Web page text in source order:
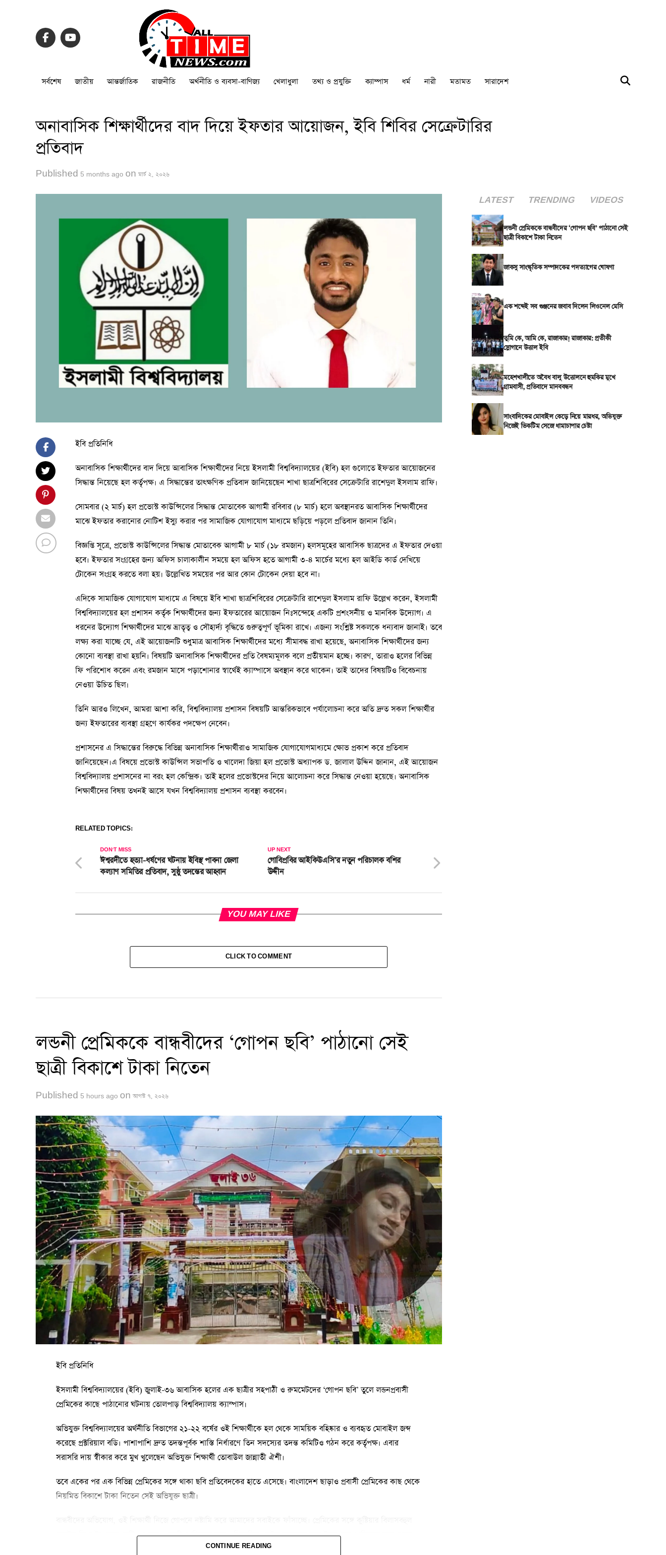
সর্বশেষ জাতীয় আন্তর্জাতিক রাজনীতি অর্থনীতি ও ব্যবসা-বাণিজ্য খেলাধুলা তথ্য ও প্রযুক্তি ক্যাম্পাস ধর্ম নারী মতামত সারাদেশ
অনাবাসিক শিক্ষার্থীদের বাদ দিয়ে ইফতার আয়োজন, ইবি শিবির সেক্রেটারির
প্রতিবাদ
Published 5 months ago on মার্চ ২, ২০২৬
ইবি প্রতিনিধি
অনাবাসিক শিক্ষার্থীদের বাদ দিয়ে আবাসিক শিক্ষার্থীদের নিয়ে ইসলামী বিশ্ববিদ্যালয়ের (ইবি) হল গুলোতে ইফতার আয়োজনের
সিদ্ধান্ত নিয়েছে হল কর্তৃপক্ষ। এ সিদ্ধান্তের তাৎক্ষণিক প্রতিবাদ জানিয়েছেন শাখা ছাত্রশিবিরের সেক্রেটারি রাশেদুল ইসলাম রাফি।
সোমবার (২ মার্চ) হল প্রভোস্ট কাউন্সিলের সিদ্ধান্ত মোতাবেক আগামী রবিবার (৮ মার্চ) হলে অবস্থানরত আবাসিক শিক্ষার্থীদের
মাঝে ইফতার করানোর নোটিশ ইস্যু করার পর সামাজিক যোগাযোগ মাধ্যমে ছড়িয়ে পড়লে প্রতিবাদ জানান তিনি।
বিজ্ঞপ্তি সূত্রে, প্রভোস্ট কাউন্সিলের সিদ্ধান্ত মোতাবেক আগামী ৮ মার্চ (১৮ রমজান) হলসমূহের আবাসিক ছাত্রদের এ ইফতার দেওয়া
হবে। ইফতার সংগ্রহের জন্য অফিস চালাকালীন সময়ে হল অফিস হতে আগামী ৩-৪ মার্চের মধ্যে হল আইডি কার্ড দেখিয়ে
টোকেন সংগ্রহ করতে বলা হয়। উল্লেখিত সময়ের পর আর কোন টোকেন দেয়া হবে না।
এদিকে সামাজিক যোগাযোগ মাধ্যমে এ বিষয়ে ইবি শাখা ছাত্রশিবিরের সেক্রেটারি রাশেদুল ইসলাম রাফি উল্লেখ করেন, ইসলামী
বিশ্ববিদ্যালয়ের হল প্রশাসন কর্তৃক শিক্ষার্থীদের জন্য ইফতারের আয়োজন নিঃসন্দেহে একটি প্রশংসনীয় ও মানবিক উদ্যোগ। এ
ধরনের উদ্যোগ শিক্ষার্থীদের মাঝে ভ্রাতৃত্ব ও সৌহার্দ্য বৃদ্ধিতে গুরুত্বপূর্ণ ভূমিকা রাখে। এজন্য সংশ্লিষ্ট সকলকে ধন্যবাদ জানাই। তবে
লক্ষ্য করা যাচ্ছে যে, এই আয়োজনটি শুধুমাত্র আবাসিক শিক্ষার্থীদের মধ্যে সীমাবদ্ধ রাখা হয়েছে, অনাবাসিক শিক্ষার্থীদের জন্য
কোনো ব্যবস্থা রাখা হয়নি। বিষয়টি অনাবাসিক শিক্ষার্থীদের প্রতি বৈষম্যমূলক বলে প্রতীয়মান হচ্ছে। কারণ, তারাও হলের বিভিন্ন
ফি পরিশোধ করেন এবং রমজান মাসে পড়াশোনার স্বার্থেই ক্যাম্পাসে অবস্থান করে থাকেন। তাই তাদের বিষয়টিও বিবেচনায়
নেওয়া উচিত ছিল।
তিনি আরও লিখেন, আমরা আশা করি, বিশ্ববিদ্যালয় প্রশাসন বিষয়টি আন্তরিকভাবে পর্যালোচনা করে অতি দ্রুত সকল শিক্ষার্থীর
জন্য ইফতারের ব্যবস্থা গ্রহণে কার্যকর পদক্ষেপ নেবেন।
প্রশাসনের এ সিদ্ধান্তের বিরুদ্ধে বিভিন্ন অনাবাসিক শিক্ষার্থীরাও সামাজিক যোগাযোগমাধ্যমে ক্ষোভ প্রকাশ করে প্রতিবাদ
জানিয়েছেন।এ বিষয়ে প্রভোস্ট কাউন্সিল সভাপতি ও খালেদা জিয়া হল প্রভোস্ট অধ্যাপক ড. জালাল উদ্দিন জানান, এই আয়োজন
বিশ্ববিদ্যালয় প্রশাসনের না বরং হল কেন্দ্রিক। তাই হলের প্রভোস্টদের নিয়ে আলোচনা করে সিদ্ধান্ত নেওয়া হয়েছে। অনাবাসিক
শিক্ষার্থীদের বিষয় তখনই আসে যখন বিশ্ববিদ্যালয় প্রশাসন ব্যবস্থা করবেন।
RELATED TOPICS:
UP NEXT
গোবিপ্রবির আইকিউএসি’র নতুন পরিচালক বশির
উদ্দীন
DON'T MISS
ঈশ্বরদীতে হত্যা-ধর্ষণের ঘটনায় ইবিস্থ পাবনা জেলা
কল্যাণ সমিতির প্রতিবাদ, সুষ্ঠু তদন্তের আহ্বান
YOU MAY LIKE
CLICK TO COMMENT
লন্ডনী প্রেমিককে বান্ধবীদের ‘গোপন ছবি’ পাঠানো সেই
ছাত্রী বিকাশে টাকা নিতেন
Published 5 hours ago on আগস্ট ৭, ২০২৬
ইবি প্রতিনিধি
ইসলামী বিশ্ববিদ্যালয়ের (ইবি) জুলাই-৩৬ আবাসিক হলের এক ছাত্রীর সহপাঠী ও রুমমেটদের ‘গোপন ছবি’ তুলে লন্ডনপ্রবাসী
প্রেমিকের কাছে পাঠানোর ঘটনায় তোলপাড় বিশ্ববিদ্যালয় ক্যাম্পাস।
অভিযুক্ত বিশ্ববিদ্যালয়ের অর্থনীতি বিভাগের ২১-২২ বর্ষের ওই শিক্ষার্থীকে হল থেকে সাময়িক বহিষ্কার ও ব্যবহৃত মোবাইল জব্দ
করেছে প্রক্টরিয়াল বডি। পাশাপাশি দ্রুত তদন্তপূর্বক শাস্তি নির্ধারণে তিন সদস্যের তদন্ত কমিটিও গঠন করে কর্তৃপক্ষ। এবার
সরাসরি দায় স্বীকার করে মুখ খুলেছেন অভিযুক্ত শিক্ষার্থী তোবাউল জান্নাতী ঐশী।
তবে একের পর এক বিভিন্ন প্রেমিকের সঙ্গে থাকা ছবি প্রতিবেদকের হাতে এসেছে। বাংলাদেশ ছাড়াও প্রবাসী প্রেমিকের কাছ থেকে
নিয়মিত বিকাশে টাকা নিতেন সেই অভিযুক্ত ছাত্রী।
হোটেল দিশা টাওয়ারে ডেটিং এ যান। প্রবাসী প্রেমিকের সঙ্গেও গিয়েছিল। রাইস কুকারের জন্য টাকা নেয় প্রেমিকের কাছ থেকে।
ও যখন রুমে থাকে তখনও আমাদের বরাত ‘রুমে আছে কারেন্ট নাই’ বলে ফাঁকি দিত। বিষয়টা এমন অনেক জনের মন রক্ষা করে
CONTINUE READING
LATEST TRENDING VIDEOS
লন্ডনী প্রেমিককে বান্ধবীদের ‘গোপন ছবি’ পাঠানো সেই
ছাত্রী বিকাশে টাকা নিতেন
জাকসু সাংস্কৃতিক সম্পাদকের পদত্যাগের ঘোষণা
এক শব্দেই সব গুঞ্জনের জবাব দিলেন লিওনেল মেসি
তুমি কে, আমি কে, রাজাকার! রাজাকার: প্রতীকী
স্লোগানে উত্তাল ইবি
মহেশখালীতে অবৈধ বালু উত্তোলনে হুমকির মুখে
গ্রামবাসী, প্রতিবাদে মানববন্ধন
সাংবাদিকের মোবাইল কেড়ে নিয়ে মারধর, অভিযুক্ত
নিজেই ভিকটিম সেজে ধামাচাপার চেষ্টা